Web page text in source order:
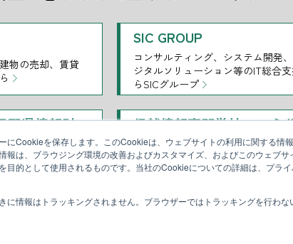
にCookieを保存します。このCookieは、ウェブサイトの利用に関する情
報は、ブラウジング環境の改善およびカスタマイズ、およびこのウェブ
目的として使用されるものです。当社のCookieについての詳細は、プラ
に情報はトラッキングされません。ブラウザーではトラッキングを行わ
物の売却、賃貸
SIC GROUP
コンサルティング、システム開発
ジタルソリューション等のIT総合
らSICグループ
野県情報財
術に関する人材
信越情報専門学校 21ルネ
ス学院
地域社会の発展を担うICT人材を育
アシス